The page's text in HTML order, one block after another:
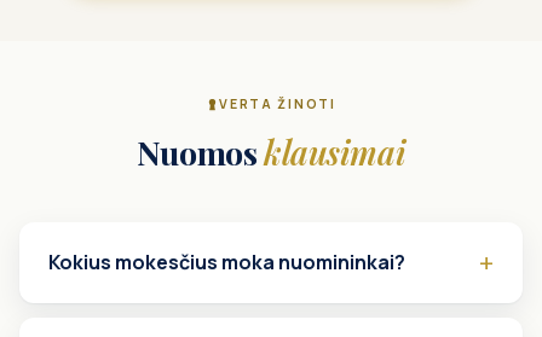
VERTA ŽINOTI
Nuomosklausimai
Kokius mokesčius moka nuomininkai?